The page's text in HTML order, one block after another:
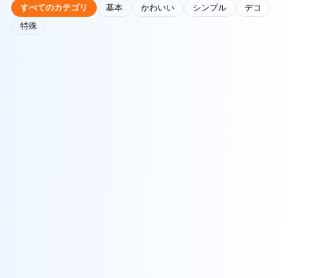
すべてのカテゴリ 基本 かわいい シンプル
デコ
特殊